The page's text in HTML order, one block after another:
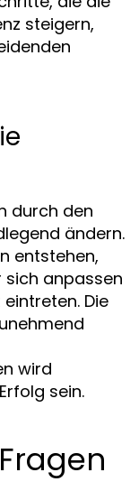
steigern,
durch den
ändern.
entstehen,
anpassen
Die
wird
sein.